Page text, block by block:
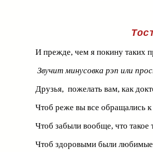
И прежде, чем я покину таких
Звучит минусовка рэп или
Друзья, пожелать вам, как
Чтоб реже вы все обращались к
Чтоб забыли вообще, что такое
Чтоб здоровыми были любимые